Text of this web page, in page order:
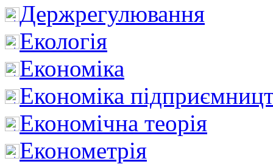
Держрегулювання
Екологія
Економіка
Економіка
Економічна теорія
Економетрія